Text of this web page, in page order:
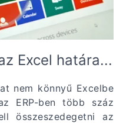
Excel határa...
nem könnyű Excelbe
ERP-ben több száz
összeszedegetni az